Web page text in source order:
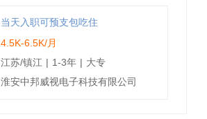
当天入职可预支包吃住
4.5K-6.5K/月
江苏/镇江 | 1-3年 | 大专
淮安中邦威视电子科技有限公司